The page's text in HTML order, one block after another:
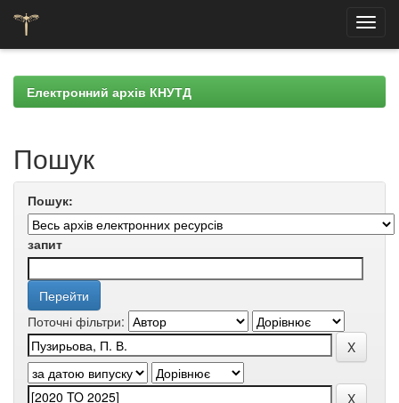
navigationЕлектронний архів КНУТД
Пошук
Пошук:
запит
Поточні фільтри: